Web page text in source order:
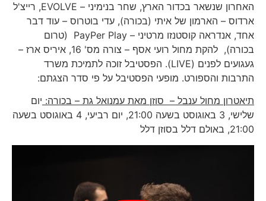
האחרון שנשאר בכדור הארץ, שחר בנימיני – EVOLVE, רייצ'ל
ארדוס – הארמון של איתי (בכורה), עדי בוטרוס – עוד דבר
אחד, אנדראה קוסטנזו מרטיני – PayPer Play (טרום
בכורה), להקת מחול רועי אסף – צורה מס' 16, איריס ארז –
געגועים לפנים (LIVE). הפסטיבל זוכה לתמיכת משרד
התרבות והספורט. מופעי הפסטיבל על פי סדר הצגתם:
תיאטרון מחול ענבל – סוזן מאת עמנואל גת – בכורה:יום
שלישי, 3 באוגוסט בשעה 21:00, יום רביעי, 4 באוגוסט בשעה
21:00, באולם דלל בסוזן דלל